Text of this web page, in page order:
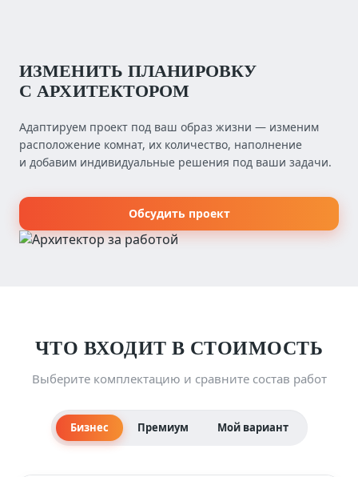
ИЗМЕНИТЬ ПЛАНИРОВКУ
С АРХИТЕКТОРОМ
Адаптируем проект под ваш образ жизни — изменим
расположение комнат, их количество, наполнение
и добавим индивидуальные решения под ваши задачи.
Обсудить проект
ЧТО ВХОДИТ В СТОИМОСТЬ
Выберите комплектацию и сравните состав работ
Бизнес Премиум Мой вариант